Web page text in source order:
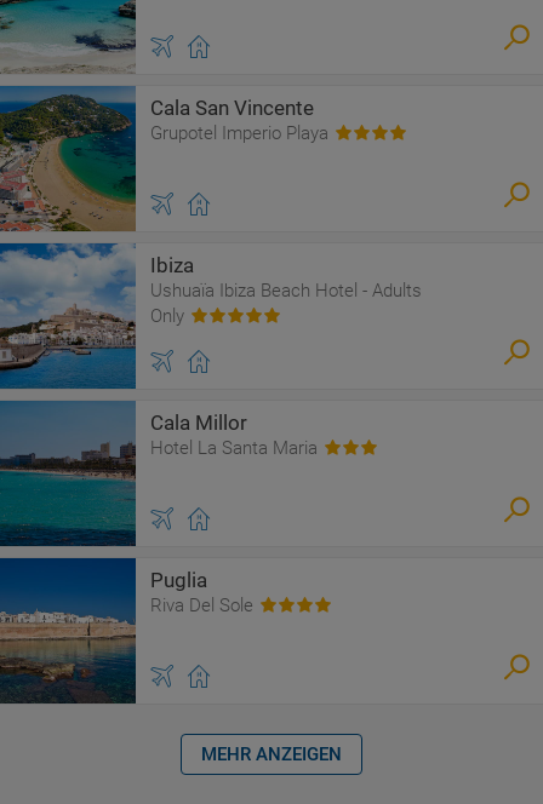
Cala San Vincente
Grupotel Imperio Playa
Ibiza
Ushuaïa Ibiza Beach Hotel - Adults
Only
Cala Millor
Hotel La Santa Maria
Puglia
Riva Del Sole
MEHR ANZEIGEN